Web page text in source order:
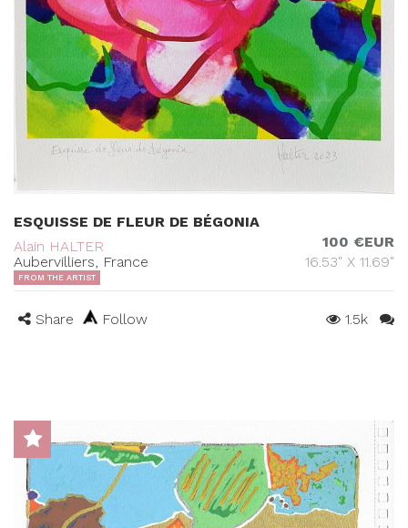
ESQUISSE DE FLEUR DE BÉGONIA
Alain HALTER
Aubervilliers, France
100 €EUR
16.53" X 11.69"
FROM THE ARTIST
Share Follow 1.5k